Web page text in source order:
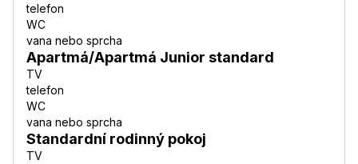
telefon
WC
vana nebo sprcha
Apartmá/Apartmá Junior standard
TV
telefon
WC
vana nebo sprcha
Standardní rodinný pokoj
TV